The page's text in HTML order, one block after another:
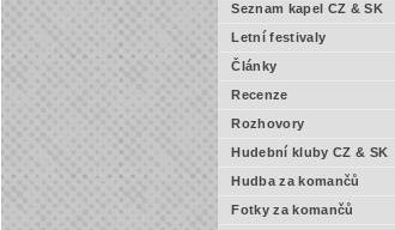
Seznam kapel CZ & SK
Letní festivaly
Články
Recenze
Rozhovory
Hudební kluby CZ & SK
Hudba za komančů
Fotky za komančů